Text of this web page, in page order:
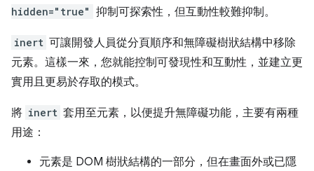
hidden="true" 抑制可探索性，但互動性較難抑制。
inert 可讓開發人員從分頁順序和無障礙樹狀結構中移除
元素。這樣一來，您就能控制可發現性和互動性，並建立更
實用且更易於存取的模式。
將 inert 套用至元素，以便提升無障礙功能，主要有兩種
用途：
元素是 DOM 樹狀結構的一部分，但在畫面外或已隱